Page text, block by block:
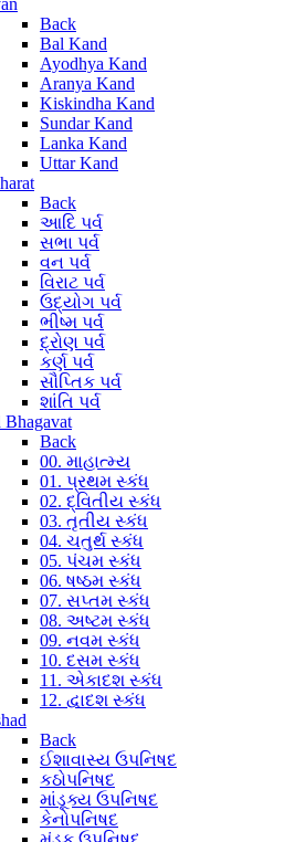
Back
Bal Kand
Ayodhya Kand
Aranya Kand
Kiskindha Kand
Sundar Kand
Lanka Kand
Uttar Kand
Back
આદિ પર્વ
સભા પર્વ
વન પર્વ
વિરાટ પર્વ
ઉદ્યોગ પર્વ
ભીષ્મ પર્વ
દ્રોણ પર્વ
કર્ણ પર્વ
સૌપ્તિક પર્વ
શાંતિ પર્વ
Bhagavat
Back
00. માહાત્મ્ય
01. પ્રથમ સ્કંધ
02. દ્વિતીય સ્કંધ
03. તૃતીય સ્કંધ
04. ચતુર્થ સ્કંધ
05. પંચમ સ્કંધ
06. ષષ્ઠમ સ્કંધ
07. સપ્તમ સ્કંધ
08. અષ્ટમ સ્કંધ
09. નવમ સ્કંધ
10. દસમ સ્કંધ
11. એકાદશ સ્કંધ
12. દ્વાદશ સ્કંધ
Back
ઈશાવાસ્ય ઉપનિષદ
કઠોપનિષદ
માંડૂક્ય ઉપનિષદ
કેનોપનિષદ